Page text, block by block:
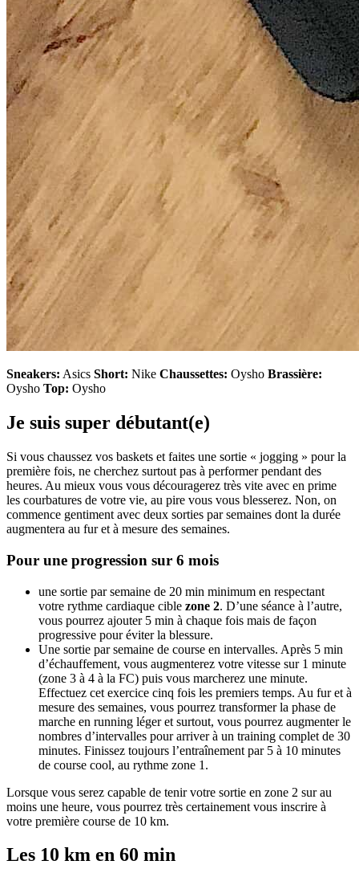
Sneakers: Asics Short: Nike Chaussettes: Oysho Brassière:
Oysho Top: Oysho
Je suis super débutant(e)
Si vous chaussez vos baskets et faites une sortie « jogging » pour la
première fois, ne cherchez surtout pas à performer pendant des
heures. Au mieux vous vous découragerez très vite avec en prime
les courbatures de votre vie, au pire vous vous blesserez. Non, on
commence gentiment avec deux sorties par semaines dont la durée
augmentera au fur et à mesure des semaines.
Pour une progression sur 6 mois
une sortie par semaine de 20 min minimum en respectant
votre rythme cardiaque cible zone 2. D’une séance à l’autre,
vous pourrez ajouter 5 min à chaque fois mais de façon
progressive pour éviter la blessure.
Une sortie par semaine de course en intervalles. Après 5 min
d’échauffement, vous augmenterez votre vitesse sur 1 minute
(zone 3 à 4 à la FC) puis vous marcherez une minute.
Effectuez cet exercice cinq fois les premiers temps. Au fur et à
mesure des semaines, vous pourrez transformer la phase de
marche en running léger et surtout, vous pourrez augmenter le
nombres d’intervalles pour arriver à un training complet de 30
minutes. Finissez toujours l’entraînement par 5 à 10 minutes
de course cool, au rythme zone 1.
Lorsque vous serez capable de tenir votre sortie en zone 2 sur au
moins une heure, vous pourrez très certainement vous inscrire à
votre première course de 10 km.
Les 10 km en 60 min